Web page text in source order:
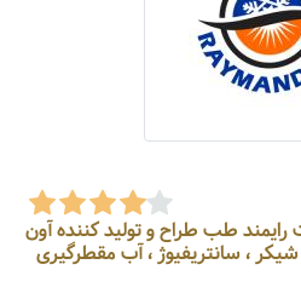
، فروشنده شرکت رایمند طب طراح و تولید کننده آون
شیکر ، سانتریفیوژ ، آب مقطرگیری